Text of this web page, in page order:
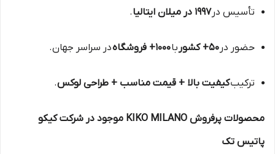
تأسیس در۱۹۹۷ در میلان ایتالیا .
حضور در ۵۰+ کشور با۱۰۰۰+ فروشگاه در سراسر جهان.
ترکیبکیفیت بالا + قیمت مناسب + طراحی لوکس.
محصولات پرفروش KIKO MILANO موجود در شرکت کیکو
پاتیس تک